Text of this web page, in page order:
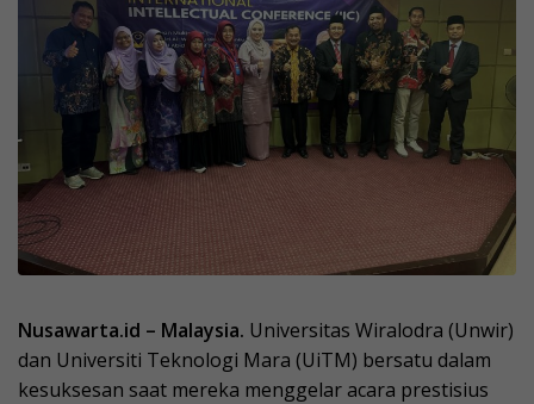
Nusawarta.id – Malaysia. Universitas Wiralodra (Unwir)
dan Universiti Teknologi Mara (UiTM) bersatu dalam
kesuksesan saat mereka menggelar acara prestisius